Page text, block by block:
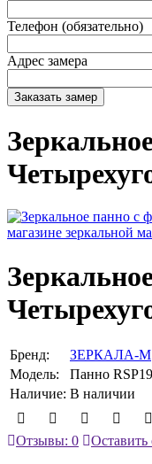
Телефон (обязательно)
Адрес замера
Заказать замер
Бренд:
ЗЕРКАЛА-М
Модель:
Панно RSP19
Наличие: В наличии
Отзывы: 0 Оставить